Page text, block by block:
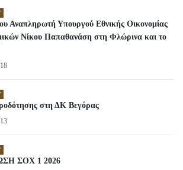
Αναπληρωτή Υπουργού Εθνικής Οικονομίας
Νίκου Παπαθανάση στη Φλώρινα και το
στη ΔΚ Βεγόρας
ΣΟΧ 1 2026